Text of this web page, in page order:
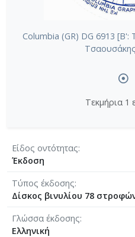
Columbia (GR) DG 6913
Τεκμήρια 1
Είδος οντότητας
Έκδοση
Τύπος έκδοσης
Δίσκος βινυλίου 78
Γλώσσα έκδοσης
Ελληνική